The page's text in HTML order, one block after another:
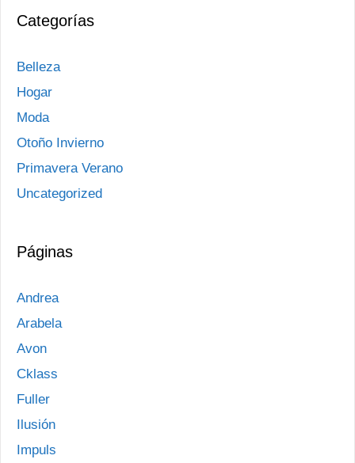
Categorías
Belleza
Hogar
Moda
Otoño Invierno
Primavera Verano
Uncategorized
Páginas
Andrea
Arabela
Avon
Cklass
Fuller
Ilusión
Impuls